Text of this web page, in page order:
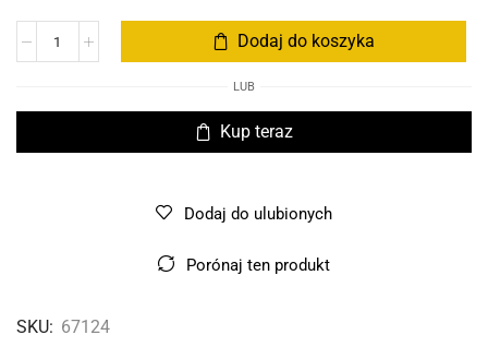
Dodaj do koszyka
LUB
Kup teraz
Dodaj do ulubionych
Porónaj ten produkt
SKU: 67124